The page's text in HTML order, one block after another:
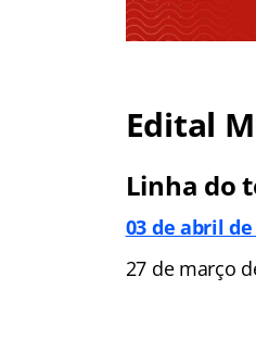
Edital
Linha do
03 de abril
27 de março